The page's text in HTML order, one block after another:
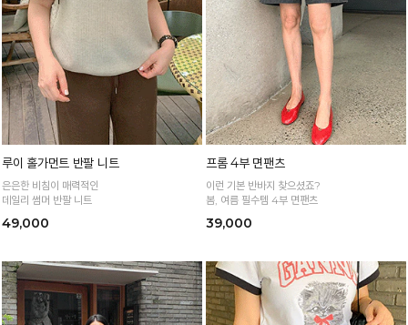
루이 홀가먼트 반팔 니트
은은한 비침이 매력적인
데일리 썸머 반팔 니트
49,000
프롬 4부 면팬츠
이런 기본 반바지 찾으셨죠?
봄, 여름 필수템 4부 면팬츠
39,000